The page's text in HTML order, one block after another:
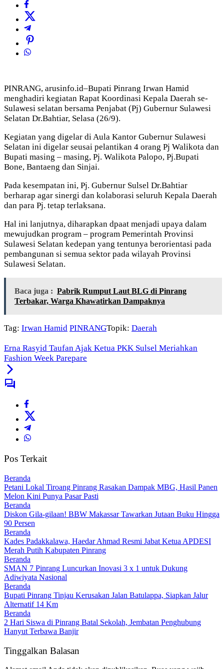
PINRANG, arusinfo.id–Bupati Pinrang Irwan Hamid
menghadiri kegiatan Rapat Koordinasi Kepala Daerah se-
Sulawesi selatan bersama Penjabat (Pj) Gubernur Sulawesi
Selatan Dr.Bahtiar, Selasa (26/9).
Kegiatan yang digelar di Aula Kantor Gubernur Sulawesi
Selatan ini digelar seusai pelantikan 4 orang Pj Walikota dan
Bupati masing – masing, Pj. Walikota Palopo, Pj.Bupati
Bone, Bantaeng dan Sinjai.
Pada kesempatan ini, Pj. Gubernur Sulsel Dr.Bahtiar
berharap agar sinergi dan kolaborasi seluruh Kepala Daerah
dan para Pj. tetap terlaksana.
Hal ini lanjutnya, diharapkan dpaat menjadi upaya dalam
mewujudkan program – program Pemerintah Provinsi
Sulawesi Selatan kedepan yang tentunya berorientasi pada
pembangunan si semua sektor pada wilayah Provinsi
Sulawesi Selatan.
Baca juga : Pabrik Rumput Laut BLG di Pinrang
Terbakar, Warga Khawatirkan Dampaknya
Tag: Irwan Hamid PINRANGTopik: Daerah
Erna Rasyid Taufan Ajak Ketua PKK Sulsel Meriahkan
Fashion Week Parepare
Pos Terkait
Beranda
Petani Lokal Tiroang Pinrang Rasakan Dampak MBG, Hasil Panen
Melon Kini Punya Pasar Pasti
Beranda
Diskon Gila-gilaan! BBW Makassar Tawarkan Jutaan Buku Hingga
90 Persen
Beranda
Kades Padakkalawa, Haedar Ahmad Resmi Jabat Ketua APDESI
Merah Putih Kabupaten Pinrang
Beranda
SMAN 7 Pinrang Luncurkan Inovasi 3 x 1 untuk Dukung
Adiwiyata Nasional
Beranda
Bupati Pinrang Tinjau Kerusakan Jalan Batulappa, Siapkan Jalur
Alternatif 14 Km
Beranda
2 Hari Siswa di Pinrang Batal Sekolah, Jembatan Penghubung
Hanyut Terbawa Banjir
Tinggalkan Balasan